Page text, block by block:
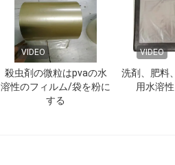
VIDEO
殺虫剤の微粒はpvaの水
溶性のフィルム/袋を粉に
する
VIDEO
洗剤、肥料
用水溶